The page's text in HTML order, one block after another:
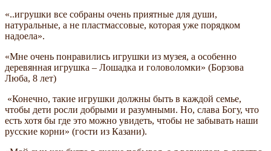
«..игрушки все собраны очень приятные для души,
натуральные, а не пластмассовые, которая уже порядком
надоела».
«Мне очень понравились игрушки из музея, а особенно
деревянная игрушка – Лошадка и головоломки» (Борзова
Люба, 8 лет)
«Конечно, такие игрушки должны быть в каждой семье,
чтобы дети росли добрыми и разумными. Но, слава Богу, что
есть хотя бы где это можно увидеть, чтобы не забывать наши
русские корни» (гости из Казани).